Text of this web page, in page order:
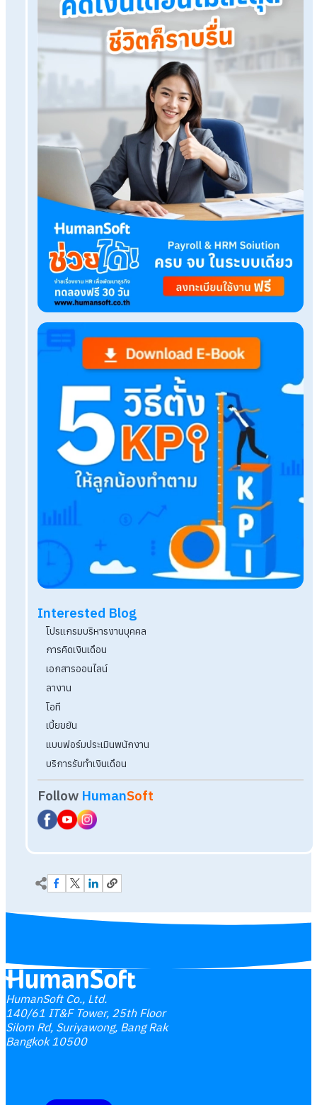
HumanSoft Payroll & HR Solution
Try Free 30 daysAll HR's functions
No expenses at all.
Try it free
Tags:
Related Blog
Recruiting Metric ตัวชี้วัดในการสรรหาบุคลากรส
กยศ. หักเงินเดือน กับข้อกฎหมายที่นายจ้างควรรู้
Q&A: How Many Hours of Overtime Can
Work per Week?
HumanSoft Co., Ltd.
140/61 IT&F Tower, 25th Floor
Silom Rd, Suriyawong, Bang Rak
Bangkok 10500